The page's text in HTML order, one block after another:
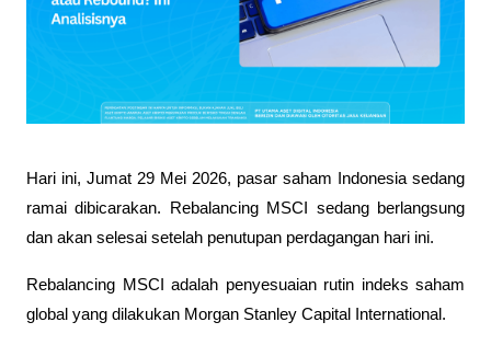
Hari ini, Jumat 29 Mei 2026, pasar saham Indonesia sedang
ramai dibicarakan. Rebalancing MSCI sedang berlangsung
dan akan selesai setelah penutupan perdagangan hari ini.
Rebalancing MSCI adalah penyesuaian rutin indeks saham
global yang dilakukan Morgan Stanley Capital International.